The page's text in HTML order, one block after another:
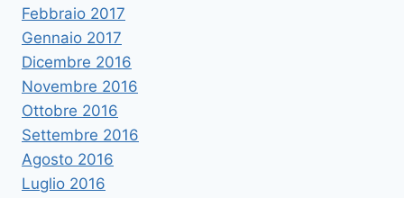
Febbraio 2017
Gennaio 2017
Dicembre 2016
Novembre 2016
Ottobre 2016
Settembre 2016
Agosto 2016
Luglio 2016